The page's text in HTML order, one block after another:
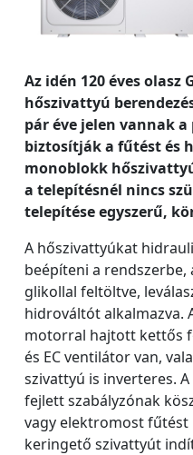
Az idén 120 éves
hőszivattyú
pár éve jelen vannak
biztosítják a fűtést és
monoblokk
a telepítésnél nincs
telepítése egyszerű,
A hőszivattyúkat
beépíteni a
glikollal feltöltve,
hidrováltót alkalmazva.
motorral hajtott kettős
és EC ventilátor van,
szivattyú is inverteres.
fejlett szabályzónak
vagy elektromost fűtést
keringető szivattyút